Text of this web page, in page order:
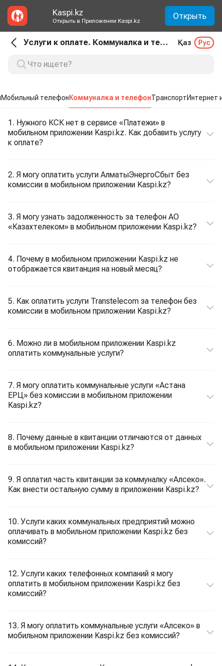
Kaspi.kz
Открыть в Приложении Kaspi.kz Открыть
Услуги к оплате. Коммуналка и телефон Қаз Рус
Мобильный телефонКоммуналка и телефонТранспортИнтернет
1. Нужного КСК нет в сервисе «Платежи» в
мобильном приложении Kaspi.kz. Как добавить услугу
к оплате?
2. Я могу оплатить услуги АлматыЭнергоСбыт без
комиссии в мобильном приложении Kaspi.kz?
3. Я могу узнать задолженность за телефон АО
«Казахтелеком» в мобильном приложении Kaspi.kz?
4. Почему в мобильном приложении Kaspi.kz не
отображается квитанция на новый месяц?
5. Как оплатить услуги Transtelecom за телефон без
комиссии в мобильном приложении Kaspi.kz?
6. Можно ли в мобильном приложении Kaspi.kz
оплатить коммунальные услуги?
7. Я могу оплатить коммунальные услуги «Астана
ЕРЦ» без комиссии в мобильном приложении
Kaspi.kz?
8. Почему данные в квитанции отличаются от данных
в мобильном приложении Kaspi.kz?
9. Я оплатил часть квитанции за коммуналку «Алсеко».
Как внести остальную сумму в приложении Kaspi.kz?
10. Услуги каких коммунальных предприятий можно
оплачивать в мобильном приложении Kaspi.kz без
комиссий?
12. Услуги каких телефонных компаний я могу
оплатить в мобильном приложении Kaspi.kz без
комиссий?
13. Я могу оплатить коммунальные услуги «Алсеко» в
мобильном приложении Kaspi.kz без комиссий?